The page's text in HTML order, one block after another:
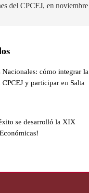
del CPCEJ, en noviembre
Nacionales: cómo integrar la
y participar en Salta
se desarrolló la XIX